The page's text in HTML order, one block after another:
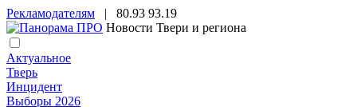
Рекламодателям | 80.93 93.19
Новости Твери и региона
Актуальное
Тверь
Инцидент
Выборы 2026